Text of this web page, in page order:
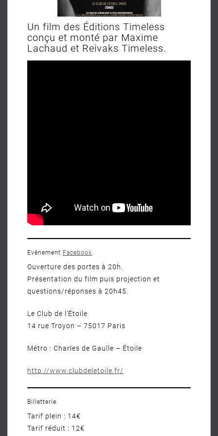
Un film des Éditions Timeless
conçu et monté par Maxime
Lachaud et Reivaks Timeless.
Evénement Facebook
Ouverture des portes à 20h.
Présentation du film puis projection et
questions/réponses à 20h45.
Le Club de l’Étoile
14 rue Troyon – 75017 Paris
Métro : Charles de Gaulle – Étoile
http://www.clubdeletoile.fr/
Billetterie
Tarif plein : 14€
Tarif réduit : 12€